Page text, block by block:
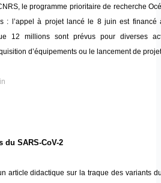
le programme prioritaire de recherche
: l’appel à projet lancé le 8 juin est financé
12 millions sont prévus pour diverses
d’équipements ou le lancement de
du SARS-CoV-2
article didactique sur la traque des variants